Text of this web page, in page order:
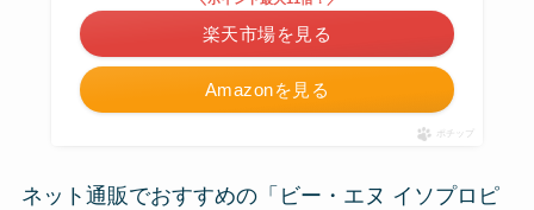
Amazonを見る
楽天市場を見る
ポチップ
ネット通販でおすすめの「ビー・エヌ イソプロピ